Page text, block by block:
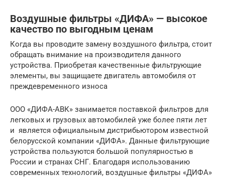
Воздушные фильтры «ДИФА» — высокое
качество по выгодным ценам
Когда вы проводите замену воздушного фильтра, стоит
обращать внимание на производителя данного
устройства. Приобретая качественные фильтрующие
элементы, вы защищаете двигатель автомобиля от
преждевременного износа
ООО «ДИФА-АВК» занимается поставкой фильтров для
легковых и грузовых автомобилей уже более пяти лет
и является официальным дистрибьютором известной
белорусской компании «ДИФА». Данные фильтрующие
устройства пользуются большой популярностью в
России и странах СНГ. Благодаря использованию
современных технологий, воздушные фильтры «ДИФА»